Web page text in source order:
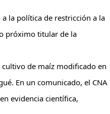
la política de restricción a la
próximo titular de la
de maíz modificado en
En un comunicado, el CNA
evidencia científica,